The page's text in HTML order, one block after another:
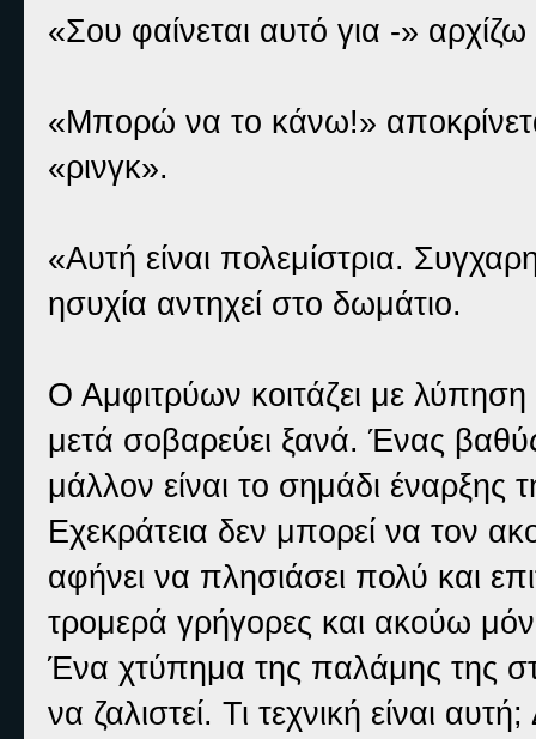
«Σου φαίνεται αυτό για -»
«Μπορώ να το κάνω!»
«ρινγκ».
«Αυτή είναι πολεμίστρια.
ησυχία αντηχεί στο δωμάτιο.
Ο Αμφιτρύων κοιτάζει με λύπηση
μετά σοβαρεύει ξανά. Ένας
μάλλον είναι το σημάδι έναρξης
Εχεκράτεια δεν μπορεί να τον
αφήνει να πλησιάσει πολύ και
τρομερά γρήγορες και ακούω
Ένα χτύπημα της παλάμης της
να ζαλιστεί. Τι τεχνική είναι